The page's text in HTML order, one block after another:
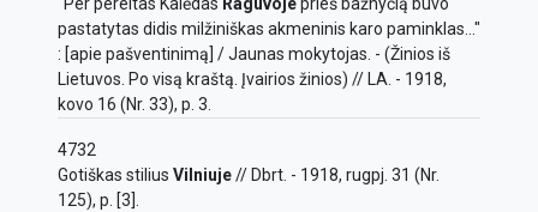
pastatytas didis milžiniškas akmeninis karo paminklas..."
: [apie pašventinimą] / Jaunas mokytojas. - (Žinios iš
Lietuvos. Po visą kraštą. Įvairios žinios) // LA. - 1918,
kovo 16 (Nr. 33), p. 3.
4732
Gotiškas stilius Vilniuje// Dbrt. - 1918, rugpj. 31 (Nr.
125), p. [3].